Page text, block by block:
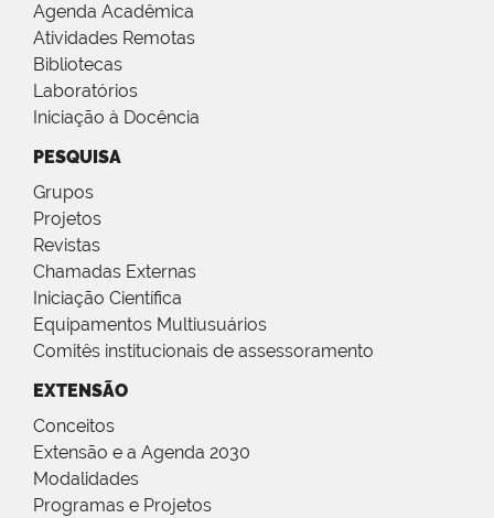
Agenda Acadêmica
Atividades Remotas
Bibliotecas
Laboratórios
Iniciação à Docência
PESQUISA
Grupos
Projetos
Revistas
Chamadas Externas
Iniciação Científica
Equipamentos Multiusuários
Comitês institucionais de assessoramento
EXTENSÃO
Conceitos
Extensão e a Agenda 2030
Modalidades
Programas e Projetos